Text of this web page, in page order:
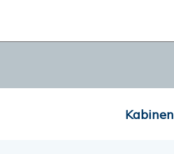
Kabinen